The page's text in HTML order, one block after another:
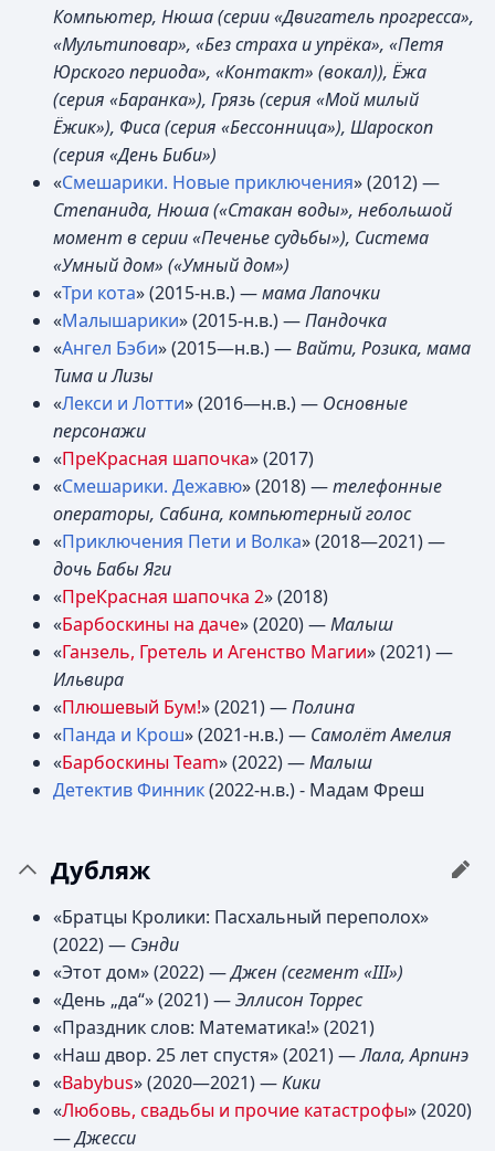
Компьютер, Нюша (серии «Двигатель прогресса»,
«Мультиповар», «Без страха и упрёка», «Петя
Юрского периода», «Контакт» (вокал)), Ёжа
(серия «Баранка»), Грязь (серия «Мой милый
Ёжик»), Фиса (серия «Бессонница»), Шароскоп
(серия «День Биби»)
«Смешарики. Новые приключения» (2012) —
Степанида, Нюша («Стакан воды», небольшой
момент в серии «Печенье судьбы»), Система
«Умный дом» («Умный дом»)
«Три кота» (2015-н.в.) —мама Лапочки
«Малышарики» (2015-н.в.) —Пандочка
«Ангел Бэби» (2015—н.в.) —Вайти, Розика, мама
Тима и Лизы
«Лекси и Лотти» (2016—н.в.) — Основные
персонажи
«ПреКрасная шапочка» (2017)
«Смешарики. Дежавю» (2018) —телефонные
операторы, Сабина, компьютерный голос
«Приключения Пети и Волка» (2018—2021) —
дочь Бабы Яги
«ПреКрасная шапочка 2» (2018)
«Барбоскины на даче» (2020) —Малыш
«Ганзель, Гретель и Агенство Магии» (2021) —
Ильвира
«Плюшевый Бум!» (2021) —Полина
«Панда и Крош» (2021-н.в.) — Самолёт Амелия
«Барбоскины Team» (2022) —Малыш
Детектив Финник(2022-н.в.) - Мадам Фреш
Дубляж
«Братцы Кролики: Пасхальный переполох»
(2022) — Сэнди
«Этот дом» (2022) —Джен (сегмент «III»)
«День „да“» (2021) —Эллисон Торрес
«Праздник слов: Математика!» (2021)
«Наш двор. 25 лет спустя» (2021) —Лала, Арпинэ
«Babybus» (2020—2021) —Кики
«Любовь, свадьбы и прочие катастрофы» (2020)
—Джесси